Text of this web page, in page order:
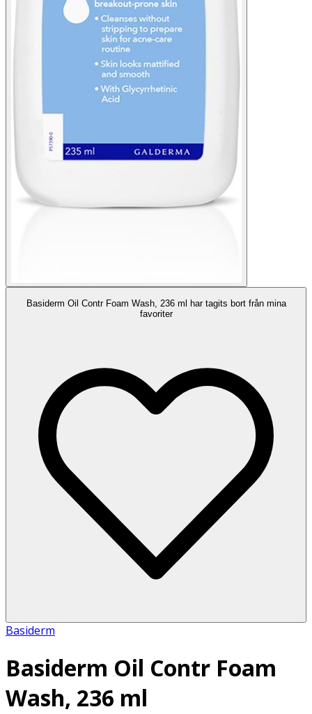
Basiderm Oil Contr Foam Wash, 236 ml har tagits bort från mina
favoriter
Basiderm
Basiderm Oil Contr Foam
Wash, 236 ml